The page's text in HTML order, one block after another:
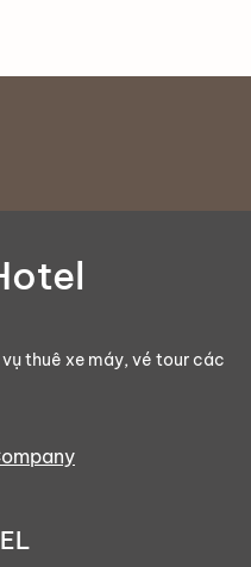
thuê xe máy, vé tour các